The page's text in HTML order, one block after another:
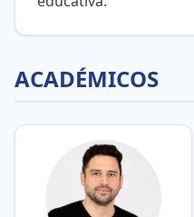
ACADÉMICOS